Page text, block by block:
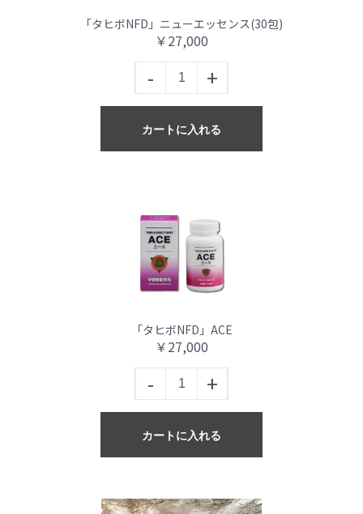
「タヒボNFD」ニューエッセンス(30包)
￥27,000
- +
カートに入れる
「タヒボNFD」ACE
￥27,000
- +
カートに入れる